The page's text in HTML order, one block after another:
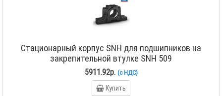
Стационарный корпус SNH для подшипников на
закрепительной втулке SNH 509
5911.92р. (с НДС)
Купить